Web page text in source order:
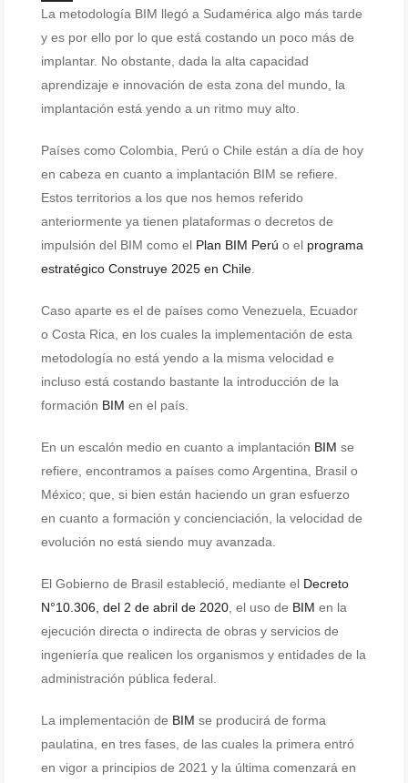
La metodología BIM llegó a Sudamérica algo más tarde
y es por ello por lo que está costando un poco más de
implantar. No obstante, dada la alta capacidad
aprendizaje e innovación de esta zona del mundo, la
implantación está yendo a un ritmo muy alto.
Países como Colombia, Perú o Chile están a día de hoy
en cabeza en cuanto a implantación BIM se refiere.
Estos territorios a los que nos hemos referido
anteriormente ya tienen plataformas o decretos de
impulsión del BIM como el Plan BIM Perú o el programa
estratégico Construye 2025 en Chile
Caso aparte es el de países como Venezuela, Ecuador
o Costa Rica, en los cuales la implementación de esta
metodología no está yendo a la misma velocidad e
incluso está costando bastante la introducción de la
formación BIM en el país.
En un escalón medio en cuanto a implantación BIM se
refiere, encontramos a países como Argentina, Brasil o
México; que, si bien están haciendo un gran esfuerzo
en cuanto a formación y concienciación, la velocidad de
evolución no está siendo muy avanzada.
El Gobierno de Brasil estableció, mediante el Decreto
N°10.306, del 2 de abril de 2020 , el uso de BIM en la
ejecución directa o indirecta de obras y servicios de
ingeniería que realicen los organismos y entidades de la
administración pública federal.
La implementación de BIM se producirá de forma
paulatina, en tres fases, de las cuales la primera entró
en vigor a principios de 2021 y la última comenzará en